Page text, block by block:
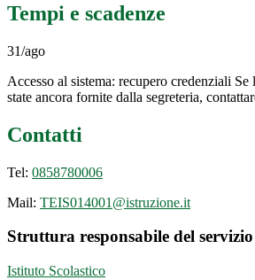
Tempi e scadenze
31/ago
Accesso al sistema: recupero credenziali
state ancora fornite dalla segreteria,
Contatti
Tel: 0858780006
Mail: TEIS014001@istruzione.it
Struttura responsabile del servizio
Istituto Scolastico